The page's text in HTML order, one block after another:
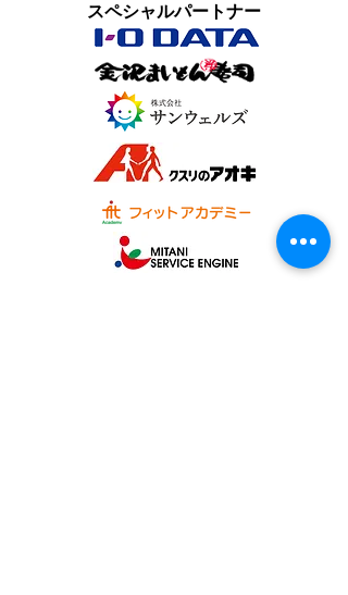
​スペシャルパートナー